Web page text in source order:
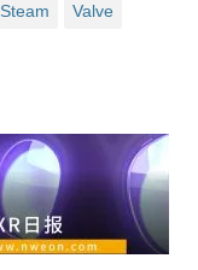
Steam Valve